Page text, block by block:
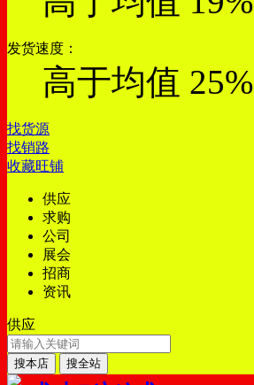
发货速度：
高于均值 25%
找货源
找销路
收藏旺铺
供应
求购
公司
展会
招商
资讯
供应